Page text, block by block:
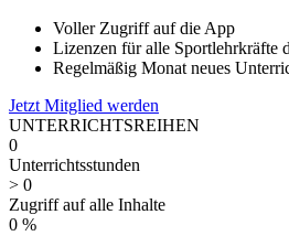
Voller Zugriff auf die App
Lizenzen für alle Sportlehrkräfte
Regelmäßig Monat neues
Jetzt Mitglied werden
UNTERRICHTSREIHEN
0
Unterrichtsstunden
> 0
Zugriff auf alle Inhalte
0 %